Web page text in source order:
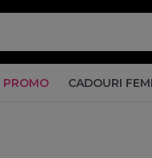
PROMO CADOURI